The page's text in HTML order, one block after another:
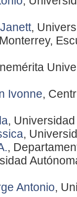
,
Ivonne,
,
,
,
Antonio,